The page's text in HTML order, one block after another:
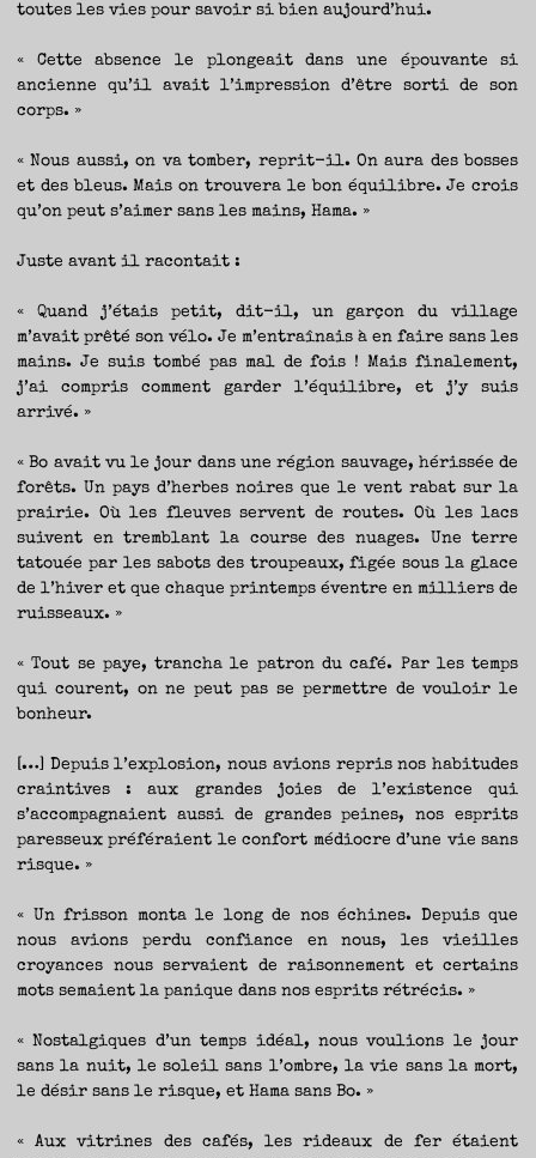
toutes les vies pour savoir si bien aujourd’hui.
« Cette absence le plongeait dans une épouvante si
ancienne qu’il avait l’impression d’être sorti de son
corps. »
« Nous aussi, on va tomber, reprit-il. On aura des bosses
et des bleus. Mais on trouvera le bon équilibre. Je crois
qu’on peut s’aimer sans les mains, Hama. »
Juste avant il racontait :
« Quand j’étais petit, dit-il, un garçon du village
m’avait prêté son vélo. Je m’entraînais à en faire sans les
mains. Je suis tombé pas mal de fois ! Mais finalement,
j’ai compris comment garder l’équilibre, et j’y suis
arrivé. »
« Bo avait vu le jour dans une région sauvage, hérissée de
forêts. Un pays d’herbes noires que le vent rabat sur la
prairie. Où les fleuves servent de routes. Où les lacs
suivent en tremblant la course des nuages. Une terre
tatouée par les sabots des troupeaux, figée sous la glace
de l’hiver et que chaque printemps éventre en milliers de
ruisseaux. »
« Tout se paye, trancha le patron du café. Par les temps
qui courent, on ne peut pas se permettre de vouloir le
bonheur.
[…] Depuis l’explosion, nous avions repris nos habitudes
craintives : aux grandes joies de l’existence qui
s’accompagnaient aussi de grandes peines, nos esprits
paresseux préféraient le confort médiocre d’une vie sans
risque. »
« Un frisson monta le long de nos échines. Depuis que
nous avions perdu confiance en nous, les vieilles
croyances nous servaient de raisonnement et certains
mots semaient la panique dans nos esprits rétrécis. »
« Nostalgiques d’un temps idéal, nous voulions le jour
sans la nuit, le soleil sans l’ombre, la vie sans la mort,
le désir sans le risque, et Hama sans Bo. »
« Aux vitrines des cafés, les rideaux de fer étaient